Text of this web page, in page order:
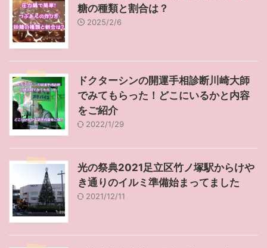
糖の種類と割合は？
2025/2/6
ドクターシンの開運手相診断川崎大師
でみてもらった！どこにいるかと内容
をご紹介
2022/1/29
光の祭典2021足立区竹ノ塚駅からけや
き通りのイルミ準備始まってました
2021/12/11